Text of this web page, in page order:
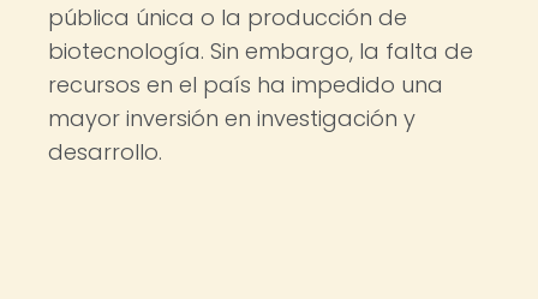
pública única o la producción de
biotecnología. Sin embargo, la falta de
recursos en el país ha impedido una
mayor inversión en investigación y
desarrollo.